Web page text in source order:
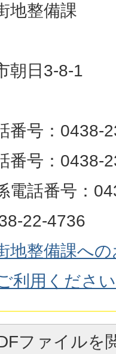
地整備課
朝日3-8-1
番号：0438-
番号：0438-
電話番号：
22-4736
地整備課へ
利用くださ
ファイルを